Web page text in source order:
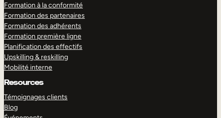
Formation à la conformité
Formation des partenaires
Formation des adhérents
Formation première ligne
Planification des effectifs
Upskilling & reskilling
Mobilité interne
Resources
Témoignages clients
Blog